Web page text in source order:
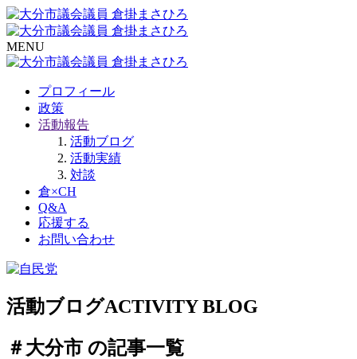
MENU
プロフィール
政策
活動報告
活動ブログ
活動実績
対談
倉×CH
Q&A
応援する
お問い合わせ
活動ブログACTIVITY BLOG
＃大分市 の記事一覧